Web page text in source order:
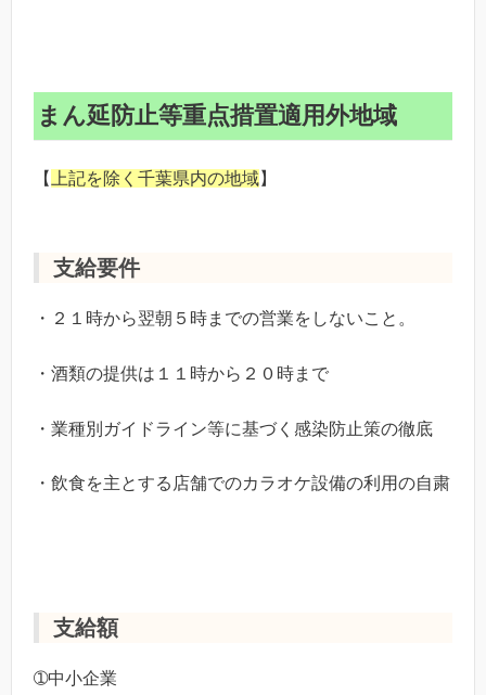
まん延防止等重点措置適用外地域
【上記を除く千葉県内の地域】
支給要件
・２１時から翌朝５時までの営業をしないこと。
・酒類の提供は１１時から２０時まで
・業種別ガイドライン等に基づく感染防止策の徹底
・飲食を主とする店舗でのカラオケ設備の利用の自粛
支給額
➀中小企業